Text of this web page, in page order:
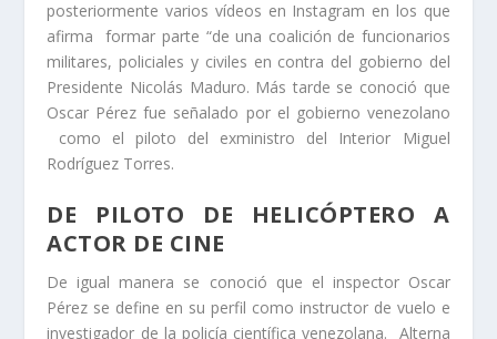
posteriormente varios vídeos en Instagram en los que
afirma formar parte “de una coalición de funcionarios
militares, policiales y civiles en contra del gobierno del
Presidente Nicolás Maduro. Más tarde se conoció que
Oscar Pérez fue señalado por el gobierno venezolano
como el piloto del exministro del Interior Miguel
Rodríguez Torres.
DE PILOTO DE HELICÓPTERO A
ACTOR DE CINE
De igual manera se conoció que el inspector Oscar
Pérez se define en su perfil como instructor de vuelo e
investigador de la policía científica venezolana. Alterna